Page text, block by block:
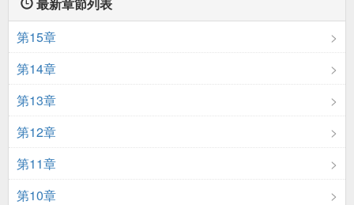
第15章
第14章
第13章
第12章
第11章
第10章